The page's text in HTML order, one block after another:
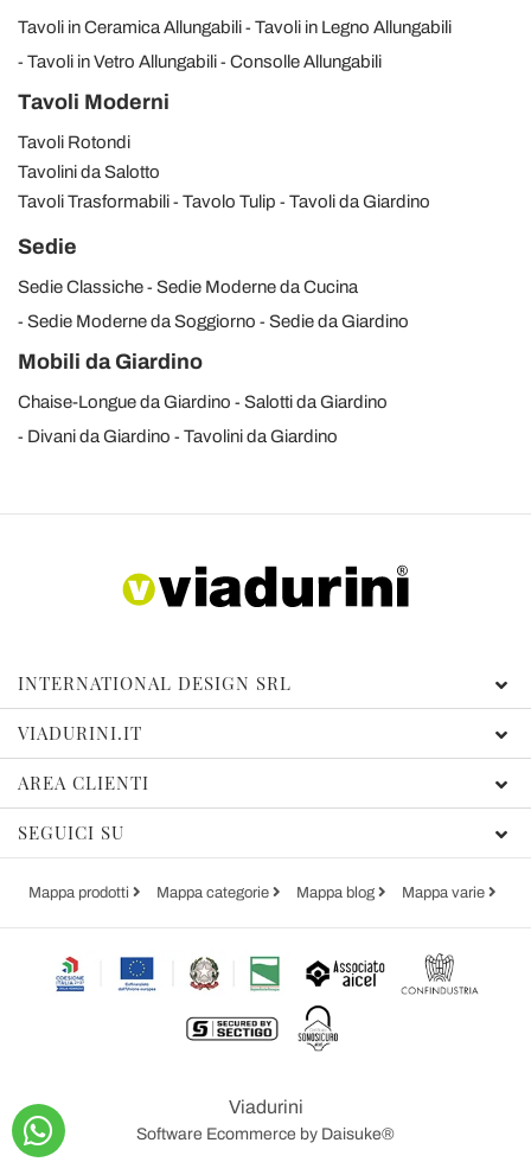
Tavoli in Ceramica Allungabili
Tavoli in Legno Allungabili
Tavoli in Vetro Allungabili
Consolle Allungabili
Tavoli Moderni
Tavoli Rotondi
Tavolini da Salotto
Tavoli Trasformabili
Tavolo Tulip Tavoli da Giardino
Sedie
Sedie Classiche
Sedie Moderne da Cucina
Sedie Moderne da Soggiorno
Sedie da Giardino
Mobili da Giardino
Chaise-Longue da Giardino
Salotti da Giardino
Divani da Giardino
Tavolini da Giardino
INTERNATIONAL DESIGN SRL
VIADURINI.IT
AREA CLIENTI
SEGUICI SU
Mappa prodotti Mappa categorie Mappa blog Mappa varie
Viadurini
Software Ecommerce by Daisuke®